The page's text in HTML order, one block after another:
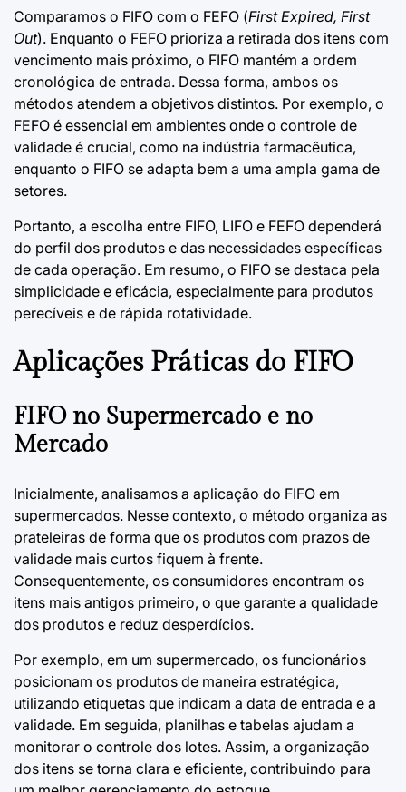
Comparamos o FIFO com o FEFO (First Expired, First
Out). Enquanto o FEFO prioriza a retirada dos itens com
vencimento mais próximo, o FIFO mantém a ordem
cronológica de entrada. Dessa forma, ambos os
métodos atendem a objetivos distintos. Por exemplo, o
FEFO é essencial em ambientes onde o controle de
validade é crucial, como na indústria farmacêutica,
enquanto o FIFO se adapta bem a uma ampla gama de
setores.
Portanto, a escolha entre FIFO, LIFO e FEFO dependerá
do perfil dos produtos e das necessidades específicas
de cada operação. Em resumo, o FIFO se destaca pela
simplicidade e eficácia, especialmente para produtos
perecíveis e de rápida rotatividade.
Aplicações Práticas do FIFO
FIFO no Supermercado e no
Mercado
Inicialmente, analisamos a aplicação do FIFO em
supermercados. Nesse contexto, o método organiza as
prateleiras de forma que os produtos com prazos de
validade mais curtos fiquem à frente.
Consequentemente, os consumidores encontram os
itens mais antigos primeiro, o que garante a qualidade
dos produtos e reduz desperdícios.
Por exemplo, em um supermercado, os funcionários
posicionam os produtos de maneira estratégica,
utilizando etiquetas que indicam a data de entrada e a
validade. Em seguida, planilhas e tabelas ajudam a
monitorar o controle dos lotes. Assim, a organização
dos itens se torna clara e eficiente, contribuindo para